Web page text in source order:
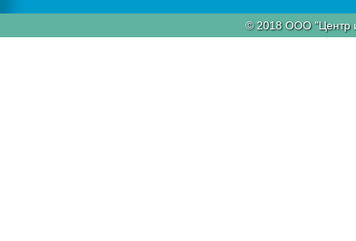
© 2018 ООО "Центр